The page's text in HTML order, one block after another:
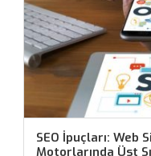
SEO İpuçları: Web
Motorlarında Üst